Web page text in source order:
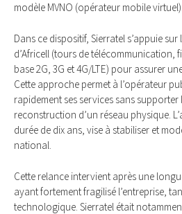
modèle MVNO (opérateur mobile virtuel).
Dans ce dispositif, Sierratel s’appuie
d’Africell (tours de télécommunication,
base 2G, 3G et 4G/LTE) pour assurer
Cette approche permet à l’opérateur
rapidement ses services sans supporter
reconstruction d’un réseau physique.
durée de dix ans, vise à stabiliser et
national.
Cette relance intervient après une
ayant fortement fragilisé l’entreprise,
technologique. Sierratel était